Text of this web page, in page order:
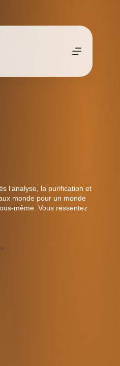
l’analyse, la purification et
monde pour un monde
même. Vous ressentez